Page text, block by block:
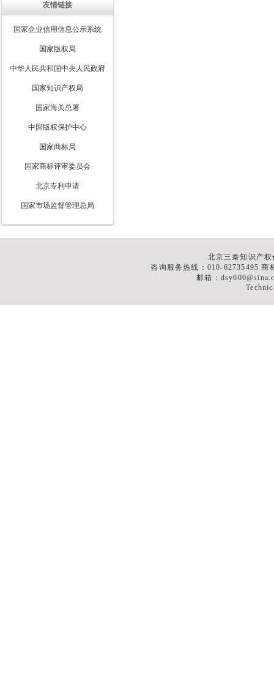
友情链接
国家企业信用信息公示系统
国家版权局
中华人民共和国中央人民政府
国家知识产权局
国家海关总署
中国版权保护中心
国家商标局
国家商标评审委员会
北京专利申请
国家市场监督管理总局
北京三秦知识产
咨询服务热线：010-62735495 商
邮箱：